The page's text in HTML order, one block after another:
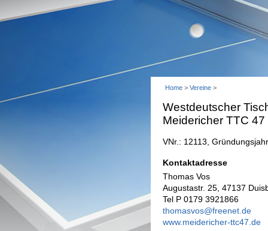
Home > Vereine >
Westdeutscher
Meidericher TTC 47
VNr.: 12113,
Kontaktadresse
Thomas Vos
Augustastr. 25, 47137
Tel P 0179 3921866
thomasvos@freenet.de
www.meidericher-ttc47.de